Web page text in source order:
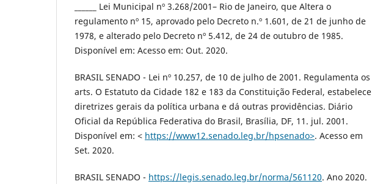
______ Lei Municipal nº 3.268/2001– Rio de Janeiro, que Altera o
regulamento nº 15, aprovado pelo Decreto n.º 1.601, de 21 de junho de
1978, e alterado pelo Decreto nº 5.412, de 24 de outubro de 1985.
Disponível em: Acesso em: Out. 2020.
BRASIL SENADO - Lei nº 10.257, de 10 de julho de 2001. Regulamenta os
arts. O Estatuto da Cidade 182 e 183 da Constituição Federal, estabelece
diretrizes gerais da polı́tica urbana e dá outras providências. Diário
Oficial da República Federativa do Brasil, Brası́lia, DF, 11. jul. 2001.
Disponível em: ˂ https://www12.senado.leg.br/hpsenado˃. Acesso em
Set. 2020.
BRASIL SENADO - https://legis.senado.leg.br/norma/561120. Ano 2020.